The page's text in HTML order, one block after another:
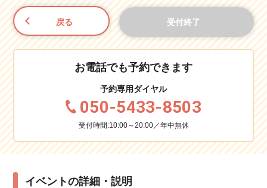
戻る 受付終了
お電話でも予約できます
予約専用ダイヤル
050-5433-8503
受付時間:10:00～20:00／年中無休
イベントの詳細・説明